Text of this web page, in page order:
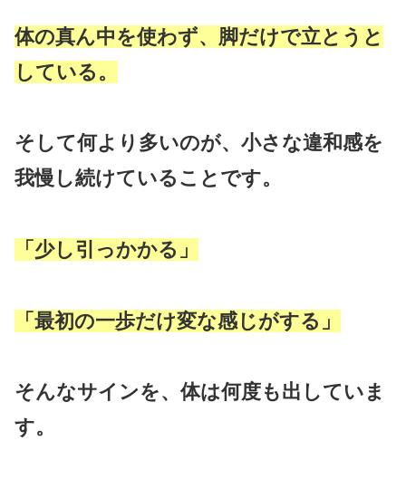
体の真ん中を使わず、脚だけで立とうと
している。
そして何より多いのが、小さな違和感を
我慢し続けていることです。
「少し引っかかる」
「最初の一歩だけ変な感じがする」
そんなサインを、体は何度も出していま
す。